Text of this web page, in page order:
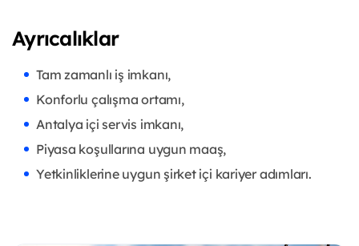
Ayrıcalıklar
Tam zamanlı iş imkanı,
Konforlu çalışma ortamı,
Antalya içi servis imkanı,
Piyasa koşullarına uygun maaş,
Yetkinliklerine uygun şirket içi kariyer adımları.